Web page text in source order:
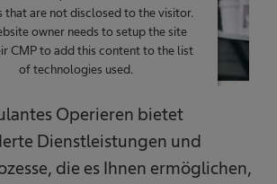
that are not disclosed to the visitor.
owner needs to setup the site
CMP to add this content to the list
of technologies used.
by
Usercentrics Consent
Management Platform
Operieren bietet
Dienstleistungen und
die es Ihnen ermöglichen,